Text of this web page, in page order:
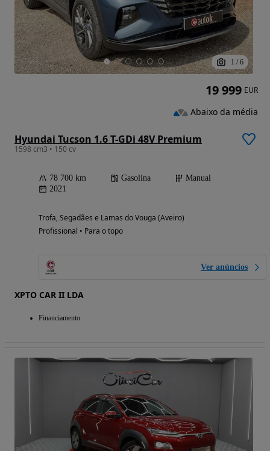
1 / 6
Hyundai Tucson 1.6 T-GDi 48V Premium
1598 cm3 • 150 cv
78 700 km Gasolina
Manual
2021
Trofa, Segadães e Lamas do Vouga (Aveiro)
Profissional • Para o topo
Ver anúncios
XPTO CAR II LDA
Financiamento
19 999 EUR
Abaixo da média